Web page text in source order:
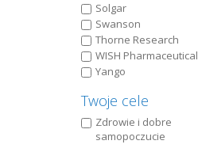
Solgar
Swanson
Thorne Research
WISH Pharmaceutical
Yango
Twoje cele
Zdrowie i dobre
samopoczucie